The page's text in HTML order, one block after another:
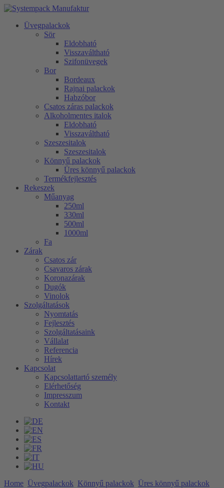
Üvegpalackok
Sör
Eldobható
Visszaváltható
Szifonüvegek
Bor
Bordeaux
Rajnai palackok
Habzóbor
Csatos záras palackok
Alkoholmentes italok
Eldobható
Visszaváltható
Szeszesitalok
Szeszesitalok
Könnyű palackok
Üres könnyű palackok
Termékfejlesztés
Rekeszek
Műanyag
250ml
330ml
500ml
1000ml
Fa
Zárak
Csatos zár
Csavaros zárak
Koronazárak
Dugók
Vinolok
Szolgáltatások
Nyomtatás
Fejlesztés
Szolgáltatásaink
Vállalat
Referencia
Hírek
Kapcsolat
Kapcsolattartó személy
Elérhetőség
Impresszum
Kontakt
Home Üvegpalackok Könnyű palackok Üres könnyű palackok